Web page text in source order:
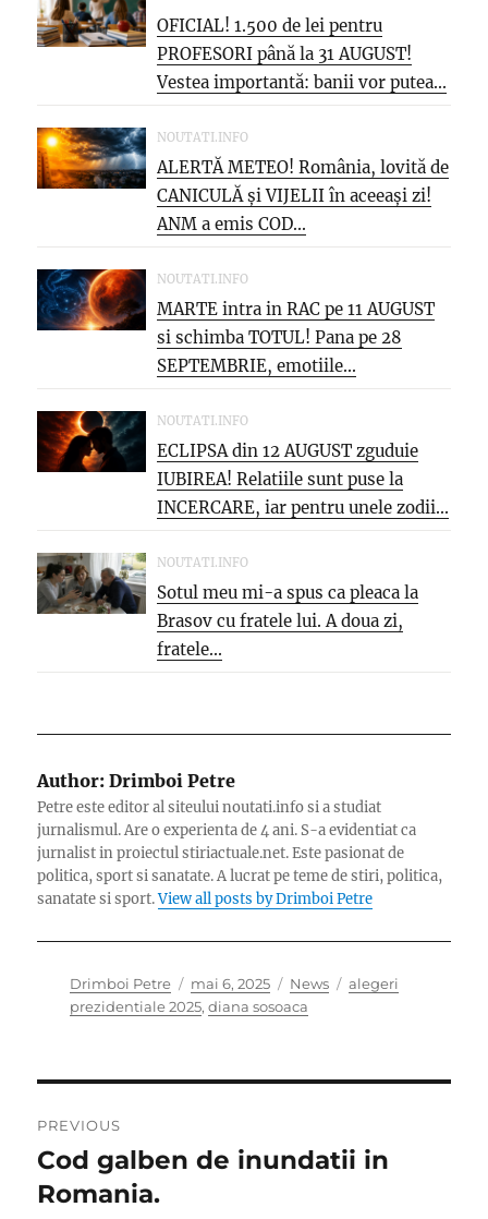
OFICIAL! 1.500 de lei pentru
PROFESORI până la 31 AUGUST!
Vestea importantă: banii vor putea...
NOUTATI.INFO
ALERTĂ METEO! România, lovită de
CANICULĂ și VIJELII în aceeași zi!
ANM a emis COD...
NOUTATI.INFO
MARTE intra in RAC pe 11 AUGUST
si schimba TOTUL! Pana pe 28
SEPTEMBRIE, emotiile...
NOUTATI.INFO
ECLIPSA din 12 AUGUST zguduie
IUBIREA! Relatiile sunt puse la
INCERCARE, iar pentru unele zodii...
NOUTATI.INFO
Sotul meu mi-a spus ca pleaca la
Brasov cu fratele lui. A doua zi,
fratele...
Author: Drimboi Petre
Petre este editor al siteului noutati.info si a studiat
jurnalismul. Are o experienta de 4 ani. S-a evidentiat ca
jurnalist in proiectul stiriactuale.net. Este pasionat de
politica, sport si sanatate. A lucrat pe teme de stiri, politica,
sanatate si sport.View all posts by Drimboi Petre
Author
Drimboi Petre
Posted
on
mai 6, 2025 Categories
News Tags
alegeri
prezidentiale 2025, diana sosoaca
în
articole
PREVIOUS
Previous
post:
Cod galben de inundatii in
Romania.